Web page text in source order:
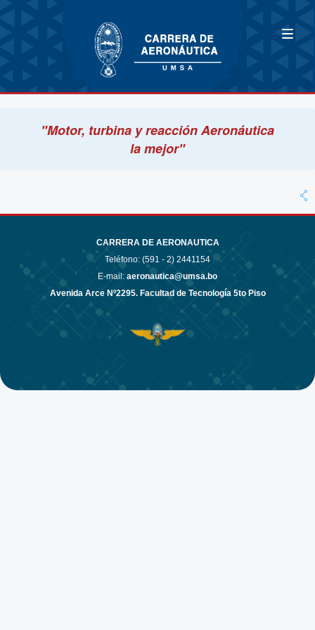
"Motor, turbina y reacción Aeronáutica
la mejor"
CARRERA DE AERONAUTICA
Teléfono: (591 - 2) 2441154
E-mail: aeronautica@umsa.bo
Avenida Arce Nº2295. Facultad de Tecnología 5to Piso